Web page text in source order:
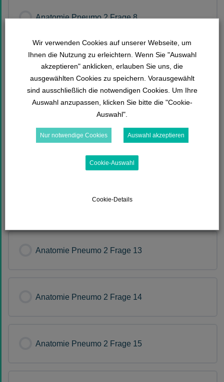
Anatomie Pneumo 2 Frage 8
Anatomie Pneumo 2 Frage 9
Anatomie Pneumo 2 Frage 10
Anatomie Pneumo 2 Frage 11
Anatomie Pneumo 2 Frage 12
Anatomie Pneumo 2 Frage 13
Anatomie Pneumo 2 Frage 14
Anatomie Pneumo 2 Frage 15
Wir verwenden Cookies auf unserer Webseite, um
Ihnen die Nutzung zu erleichtern. Wenn Sie "Auswahl
akzeptieren" anklicken, erlauben Sie uns, die
ausgewählten Cookies zu speichern. Vorausgewählt
sind ausschließlich die notwendigen Cookies. Um Ihre
Auswahl anzupassen, klicken Sie bitte die "Cookie-
Auswahl".
Nur notwendige Cookies Auswahl akzeptieren
Cookie-Auswahl
Cookie-Details